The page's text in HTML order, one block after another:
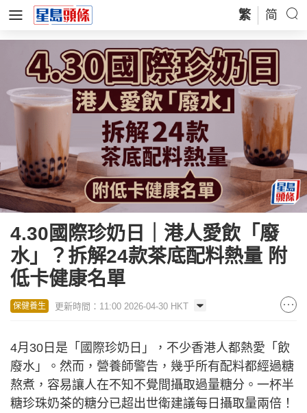
繁 简
4.30國際珍奶日｜港人愛飲「廢
水」？​​​​​​​拆解24款茶底配料熱量 附
低卡健康名單
保健養生 更新時間：11:00 2026-04-30 HKT
4月30日是「國際珍奶日」，不少香港人都熱愛「飲
廢水」。然而，營養師警告，幾乎所有配料都經過糖
熬煮，容易讓人在不知不覺間攝取過量糖分。一杯半
糖珍珠奶茶的糖分已超出世衛建議每日攝取量兩倍！